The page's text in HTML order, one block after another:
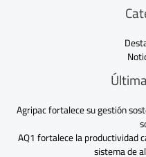
Agripac fortalece su gestión
AQ1 fortalece la productividad
sistema de